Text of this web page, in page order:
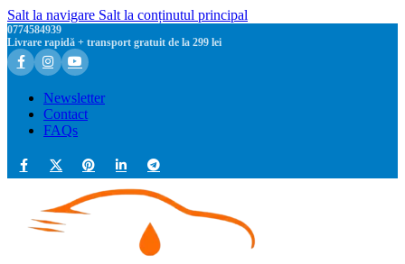
Salt la navigare Salt la conținutul principal
0774584939
Livrare rapidă + transport gratuit de la 299 lei
Newsletter
Contact
FAQs